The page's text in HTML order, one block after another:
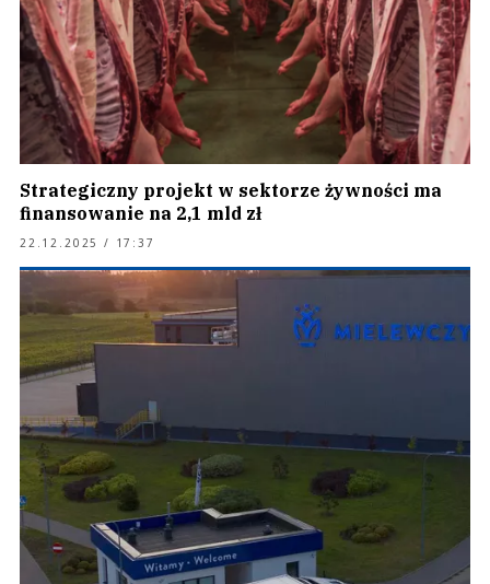
Strategiczny projekt w sektorze żywności ma
finansowanie na 2,1 mld zł
22.12.2025 / 17:37